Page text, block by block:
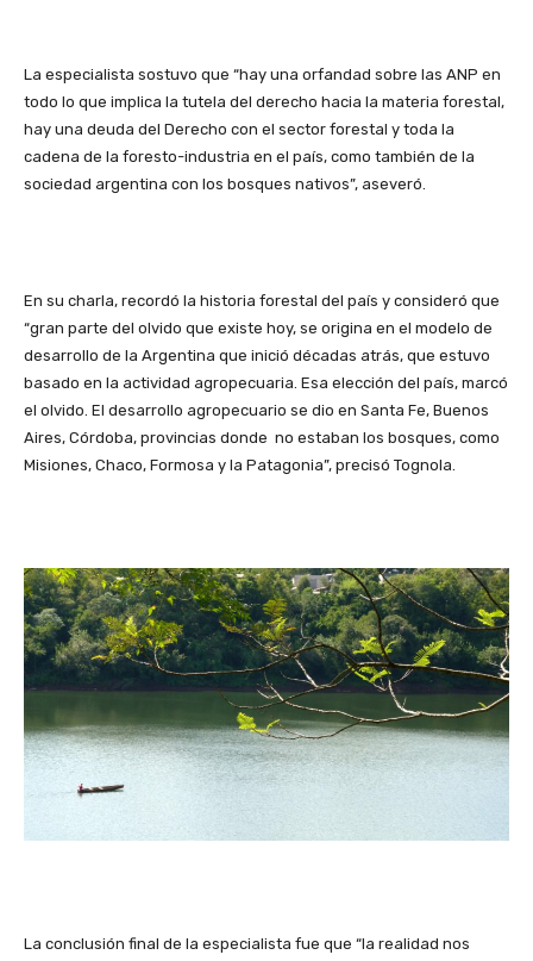
La especialista sostuvo que “hay una orfandad sobre las ANP en
todo lo que implica la tutela del derecho hacia la materia forestal,
hay una deuda del Derecho con el sector forestal y toda la
cadena de la foresto-industria en el país, como también de la
sociedad argentina con los bosques nativos”, aseveró.
En su charla, recordó la historia forestal del país y consideró que
“gran parte del olvido que existe hoy, se origina en el modelo de
desarrollo de la Argentina que inició décadas atrás, que estuvo
basado en la actividad agropecuaria. Esa elección del país, marcó
el olvido. El desarrollo agropecuario se dio en Santa Fe, Buenos
Aires, Córdoba, provincias donde no estaban los bosques, como
Misiones, Chaco, Formosa y la Patagonia”, precisó Tognola.
La conclusión final de la especialista fue que “la realidad nos